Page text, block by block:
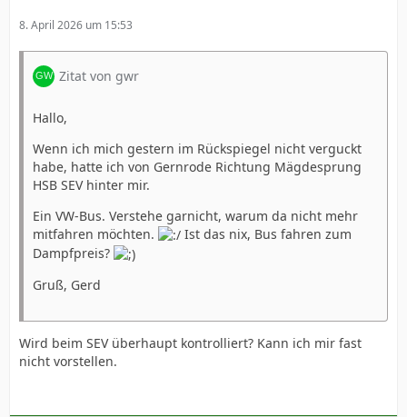
8. April 2026 um 15:53
Zitat von gwr
Hallo,
Wenn ich mich gestern im Rückspiegel nicht verguckt
habe, hatte ich von Gernrode Richtung Mägdesprung
HSB SEV hinter mir.
Ein VW-Bus. Verstehe garnicht, warum da nicht mehr
mitfahren möchten.
Ist das nix, Bus fahren zum
Dampfpreis?
Gruß, Gerd
Wird beim SEV überhaupt kontrolliert? Kann ich mir fast
nicht vorstellen.